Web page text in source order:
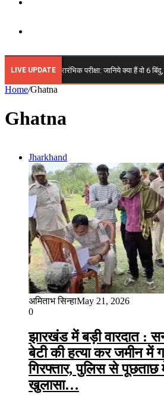
for
LIVE UPDATE
🔴 JPSC 14वीं प्रारंभिक परीक्षा: जानिये क्या हैं वो 6
Home/Ghatna
Ghatna
Jharkhand
अमिताभ सिन्हाMay 21, 2026
0
झारखंड में बड़ी वारदात :
बेटी की हत्या कर जमीन में
गिरफ्तार, पुलिस से पूछताछ
खुलासा…